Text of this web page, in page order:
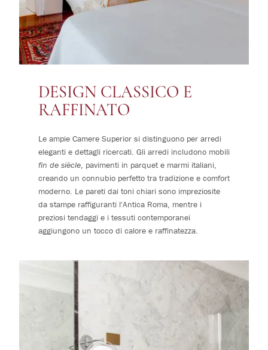
DESIGN CLASSICO E
RAFFINATO
Le ampie Camere Superior si distinguono per arredi
eleganti e dettagli ricercati. Gli arredi includono mobili
fin de siècle , pavimenti in parquet e marmi italiani,
creando un connubio perfetto tra tradizione e comfort
moderno. Le pareti dai toni chiari sono impreziosite
da stampe raffiguranti l'Antica Roma, mentre i
preziosi tendaggi e i tessuti contemporanei
aggiungono un tocco di calore e raffinatezza.